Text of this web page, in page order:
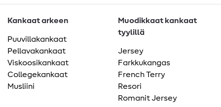
Kankaat arkeen
Puuvillakankaat
Pellavakankaat
Viskoosikankaat
Collegekankaat
Musliini
Muodikkaat kankaat
tyylillä
Jersey
Farkkukangas
French Terry
Resori
Romanit Jersey